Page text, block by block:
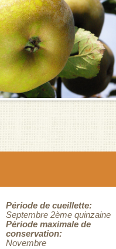
Période de cueillette:
Septembre 2ème quinzaine
Période maximale de
conservation:
Novembre